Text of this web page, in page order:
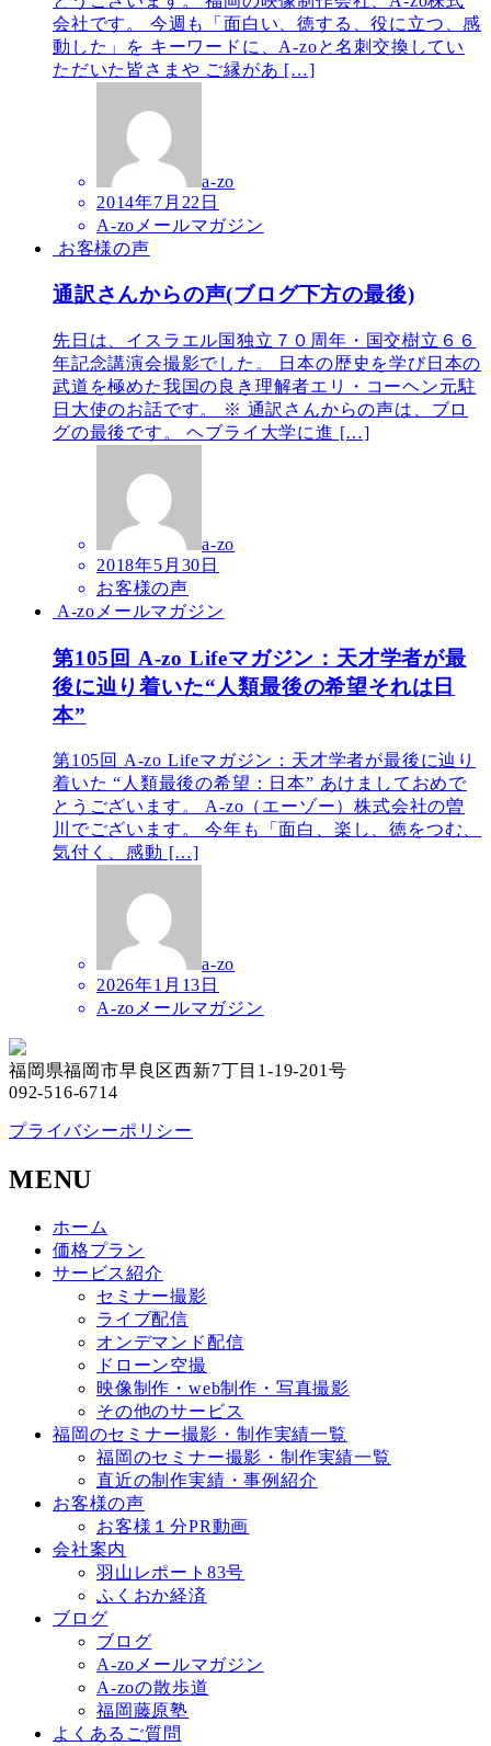
会社です。 今週も「面白い、徳する、役に立つ、感
動した」を キーワードに、A-zoと名刺交換してい
ただいた皆さまや ご縁があ […]
a-zo
2014年7月22日
A-zoメールマガジン
お客様の声
通訳さんからの声(ブログ下方の最後)
先日は、イスラエル国独立７０周年・国交樹立６６
年記念講演会撮影でした。 日本の歴史を学び日本の
武道を極めた我国の良き理解者エリ・コーヘン元駐
日大使のお話です。 ※ 通訳さんからの声は、ブロ
グの最後です。 ヘブライ大学に進 […]
a-zo
2018年5月30日
お客様の声
A-zoメールマガジン
第105回 A-zo Lifeマガジン：天才学者が最
後に辿り着いた“人類最後の希望それは日
本”
第105回 A-zo Lifeマガジン：天才学者が最後に辿り
着いた “人類最後の希望：日本” あけましておめで
とうございます。 A-zo（エーゾー）株式会社の曽
川でございます。 今年も「面白、楽し、徳をつむ、
気付く、感動 […]
a-zo
2026年1月13日
A-zoメールマガジン
福岡県福岡市早良区西新7丁目1-19-201号
092-516-6714
プライバシーポリシー
MENU
ホーム
価格プラン
サービス紹介
セミナー撮影
ライブ配信
オンデマンド配信
ドローン空撮
映像制作・web制作・写真撮影
その他のサービス
福岡のセミナー撮影・制作実績一覧
福岡のセミナー撮影・制作実績一覧
直近の制作実績・事例紹介
お客様の声
お客様１分PR動画
会社案内
羽山レポート83号
ふくおか経済
ブログ
ブログ
A-zoメールマガジン
A-zoの散歩道
福岡藤原塾
よくあるご質問